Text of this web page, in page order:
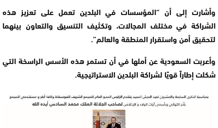
وأشارت إلى أن “المؤسسات في البلدين تعمل على تعزيز هذه
الشراكة في مختلف المجالات، وتكثيف التنسيق والتعاون بينهما
لتحقيق أمن واستقرار المنطقة والعالم”.
وأعربت السعودية عن أملها في أن تستمر هذه الأسس الراسخة التي
شكلت إطاراً قويًا لشراكة البلدين الاستراتيجية.